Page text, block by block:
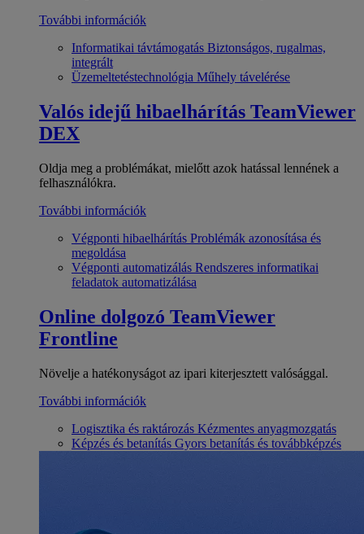
További információk
Informatikai távtámogatás Biztonságos, rugalmas,
integrált
Üzemeltetéstechnológia Műhely távelérése
Valós idejű hibaelhárítás TeamViewer
DEX
Oldja meg a problémákat, mielőtt azok hatással lennének a
felhasználókra.
További információk
Végponti hibaelhárítás Problémák azonosítása és
megoldása
Végponti automatizálás Rendszeres informatikai
feladatok automatizálása
Online dolgozó TeamViewer
Frontline
Növelje a hatékonyságot az ipari kiterjesztett valósággal.
További információk
Logisztika és raktározás Kézmentes anyagmozgatás
Képzés és betanítás Gyors betanítás és továbbképzés